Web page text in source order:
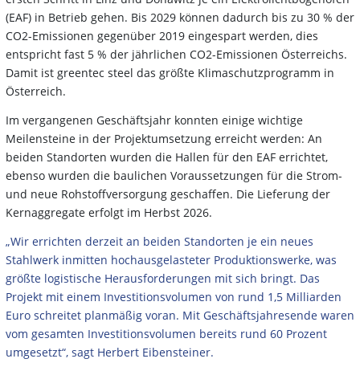
(EAF) in Betrieb gehen. Bis 2029 können dadurch bis zu 30 % der
CO2-Emissionen gegenüber 2019 eingespart werden, dies
entspricht fast 5 % der jährlichen CO2-Emissionen Österreichs.
Damit ist greentec steel das größte Klimaschutzprogramm in
Österreich.
Im vergangenen Geschäftsjahr konnten einige wichtige
Meilensteine in der Projektumsetzung erreicht werden: An
beiden Standorten wurden die Hallen für den EAF errichtet,
ebenso wurden die baulichen Voraussetzungen für die Strom-
und neue Rohstoffversorgung geschaffen. Die Lieferung der
Kernaggregate erfolgt im Herbst 2026.
„Wir errichten derzeit an beiden Standorten je ein neues
Stahlwerk inmitten hochausgelasteter Produktionswerke, was
größte logistische Herausforderungen mit sich bringt. Das
Projekt mit einem Investitionsvolumen von rund 1,5 Milliarden
Euro schreitet planmäßig voran. Mit Geschäftsjahresende waren
vom gesamten Investitionsvolumen bereits rund 60 Prozent
umgesetzt“, sagt Herbert Eibensteiner.